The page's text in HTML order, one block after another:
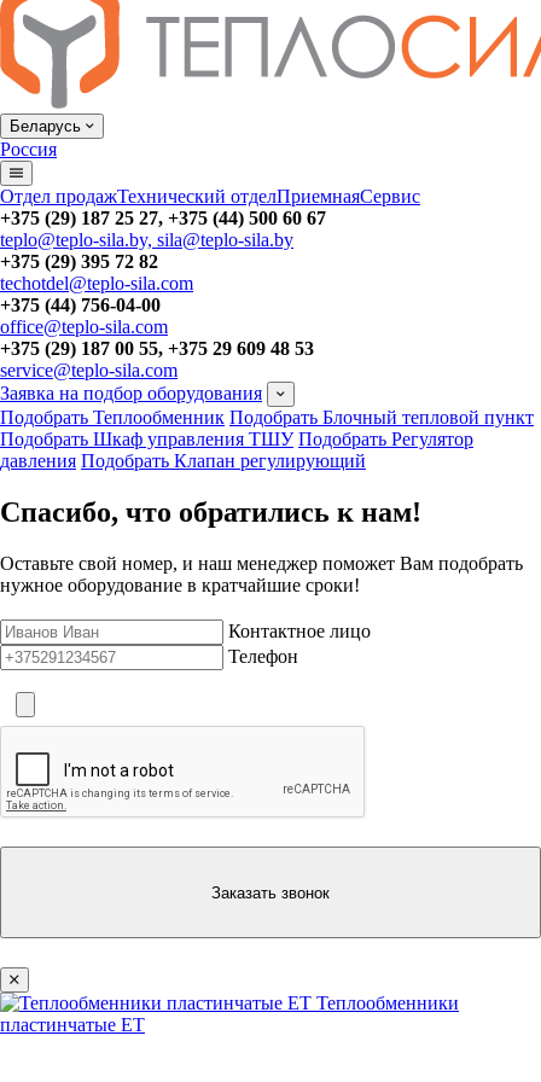
Беларусь
Россия
Отдел продажТехнический отделПриемнаяСервис
+375 (29) 187 25 27, +375 (44) 500 60 67
teplo@teplo-sila.by, sila@teplo-sila.by
+375 (29) 395 72 82
techotdel@teplo-sila.com
+375 (44) 756-04-00
office@teplo-sila.com
+375 (29) 187 00 55, +375 29 609 48 53
service@teplo-sila.com
Заявка на подбор оборудования
Подобрать Теплообменник Подобрать Блочный тепловой пункт
Подобрать Шкаф управления ТШУ Подобрать Регулятор
давления Подобрать Клапан регулирующий
Спасибо, что обратились к нам!
Оставьте свой номер, и наш менеджер поможет Вам подобрать
нужное оборудование в кратчайшие сроки!
Контактное лицо
Телефон
Заказать звонок
Теплообменники
пластинчатые ЕТ